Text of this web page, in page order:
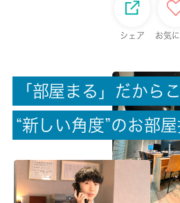
駐車場/料金
-/-
有/22000円
シェア お気
「 部屋 ま る 」 だ か ら こ
“新 し い角 度”のお部屋